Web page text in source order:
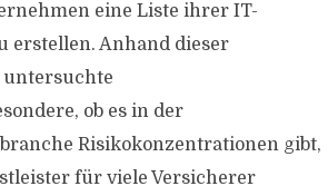
eine Liste ihrer IT-
erstellen. Anhand dieser
ob es in der
Risikokonzentrationen gibt,
für viele Versicherer